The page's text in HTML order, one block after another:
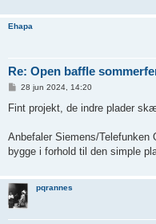
Ehapa
Re: Open baffle
d
g
28 jun 2024, 14:20
Fint projekt, de indre plader
Anbefaler Siemens/
bygge i forhold til den simple
pqrannes